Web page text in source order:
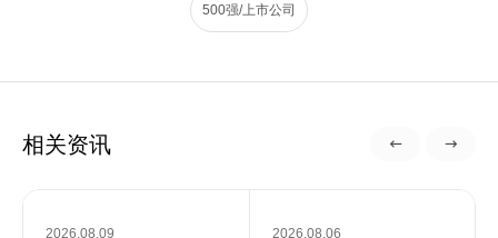
500强/上市公司
相关资讯
2026.08.09 2026.08.06